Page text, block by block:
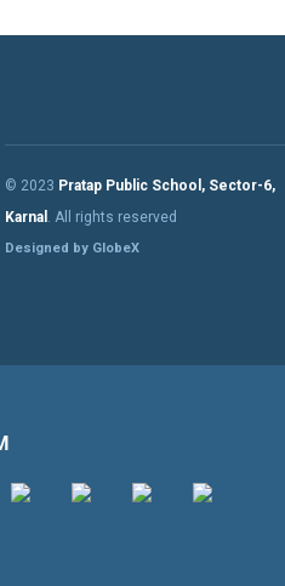
© 2023 Pratap Public School, Sector-6,
Karnal . All rights reserved
Designed by GlobeX